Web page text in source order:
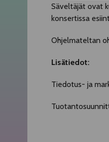
Säveltäjät ovat
konsertissa
Ohjelmateltan
Lisätiedot:
Tiedotus- ja